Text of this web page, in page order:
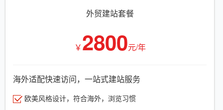
外贸建站套餐
￥2800元/年
海外适配快速访问，一站式建站服务
欧美风格设计，符合海外，浏览习惯